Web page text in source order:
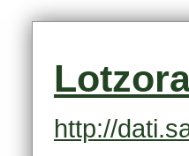
http://